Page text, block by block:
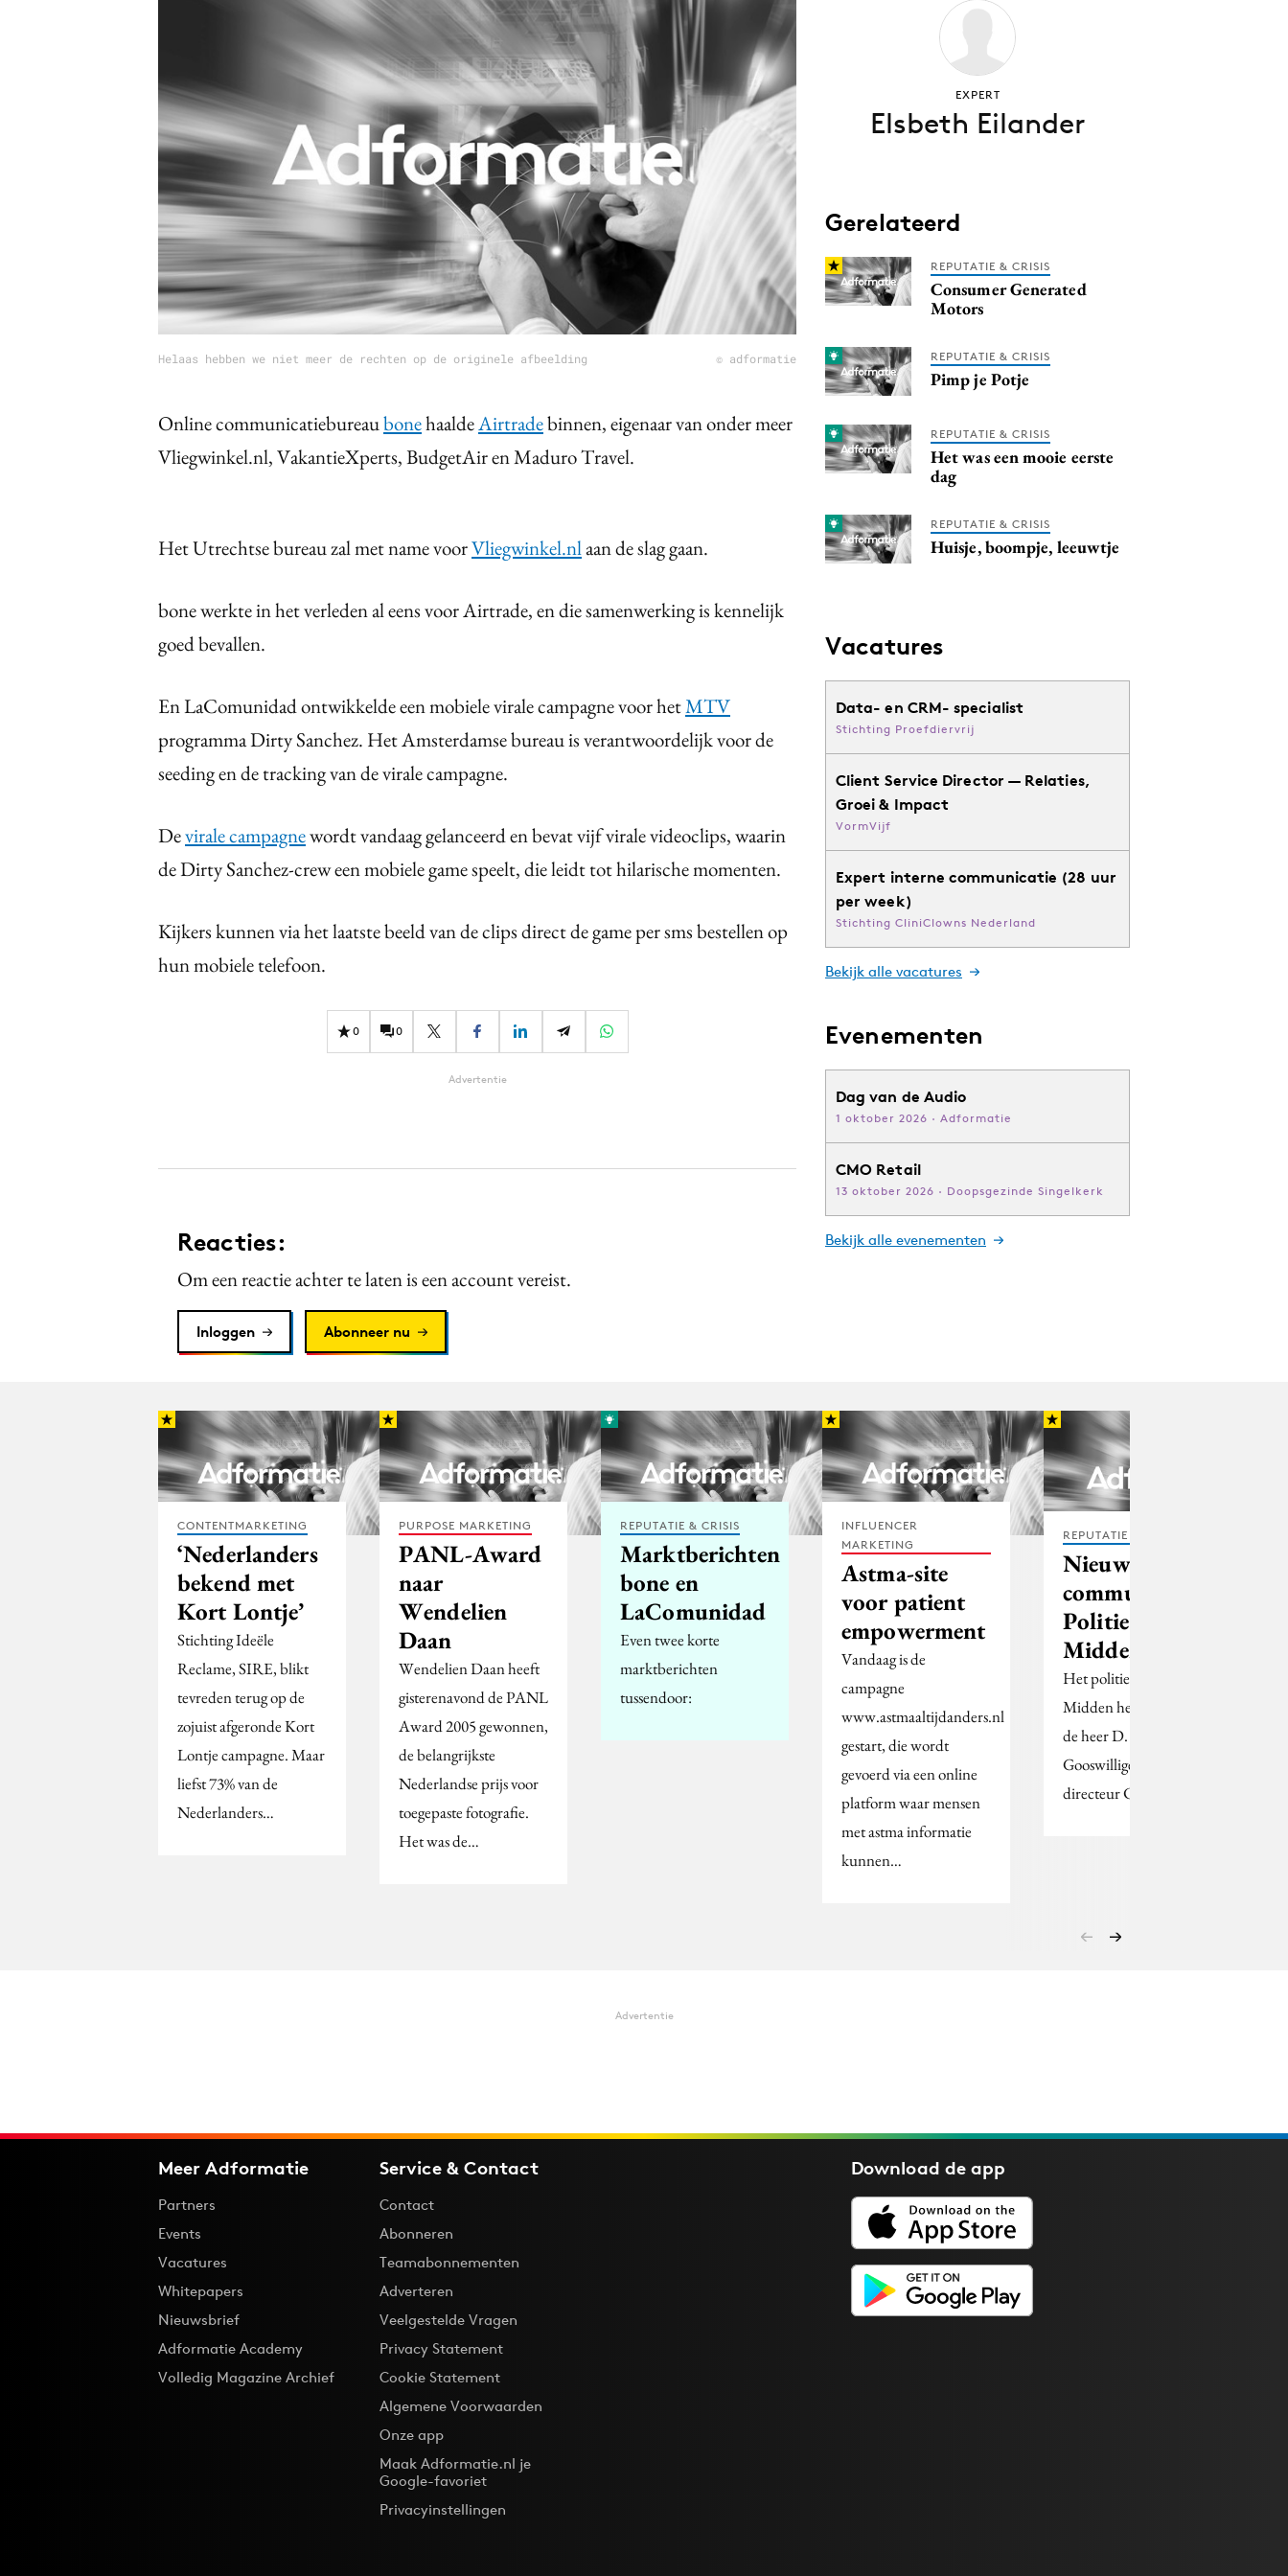
Gedragsverandering
Influencer marketing
Interne communicatie
Purpose Marketing
Reputatie & crisis
Helaas hebben we niet meer de rechten op de originele afbeelding © adformatie
Online communicatiebureaubonehaaldeAirtradebinnen, eigenaar van onder meer
Vliegwinkel.nl, VakantieXperts, BudgetAir en Maduro Travel.
Het Utrechtse bureau zal met name voorVliegwinkel.nlaan de slag gaan.
bone werkte in het verleden al eens voor Airtrade, en die samenwerking is kennelijk
goed bevallen.
En LaComunidad ontwikkelde een mobiele virale campagne voor hetMTV
programma Dirty Sanchez. Het Amsterdamse bureau is verantwoordelijk voor de
seeding en de tracking van de virale campagne.
Devirale campagnewordt vandaag gelanceerd en bevat vijf virale videoclips, waarin
de Dirty Sanchez-crew een mobiele game speelt, die leidt tot hilarische momenten.
Kijkers kunnen via het laatste beeld van de clips direct de game per sms bestellen op
hun mobiele telefoon.
0 0
Advertentie
Reacties:
Om een reactie achter te laten is een account vereist.
Inloggen Abonneer nu
EXPERT
Elsbeth Eilander
Gerelateerd
REPUTATIE & CRISIS
Consumer Generated
Motors
REPUTATIE & CRISIS
Pimp je Potje
REPUTATIE & CRISIS
Het was een mooie eerste
dag
REPUTATIE & CRISIS
Huisje, boompje, leeuwtje
Vacatures
Data- en CRM- specialist
Stichting Proefdiervrij
Client Service Director — Relaties,
Groei & Impact
VormVijf
Expert interne communicatie (28 uur
per week)
Stichting CliniClowns Nederland
Bekijk alle vacatures
Evenementen
Dag van de Audio
1 oktober 2026 · Adformatie
CMO Retail
13 oktober 2026 · Doopsgezinde Singelkerk
Bekijk alle evenementen
CONTENTMARKETING
‘Nederlanders
bekend met
Kort Lontje’
Stichting Ideële
Reclame, SIRE, blikt
tevreden terug op de
zojuist afgeronde Kort
Lontje campagne. Maar
liefst 73% van de
Nederlanders…
PURPOSE MARKETING
PANL-Award
naar
Wendelien
Daan
Wendelien Daan heeft
gisterenavond de PANL
Award 2005 gewonnen,
de belangrijkste
Nederlandse prijs voor
toegepaste fotografie.
Het was de…
REPUTATIE & CRISIS
Marktberichten
bone en
LaComunidad
Even twee korte
marktberichten
tussendoor:
INFLUENCER
MARKETING
Astma-site
voor patient
empowerment
Vandaag is de
campagne
www.astmaaltijdanders.nl
gestart, die wordt
gevoerd via een online
platform waar mensen
met astma informatie
kunnen…
REPUTATIE & CRISIS
Nieuw
communicatiehoofd
Politie Hollands
Midden
Het politiekorps Hollands
Midden heeft per 1 april
de heer D. (Dick) van
Gooswilligen benoemd tot
directeur Communicatie.
Advertentie
Meer Adformatie
Partners
Events
Vacatures
Whitepapers
Nieuwsbrief
Adformatie Academy
Volledig Magazine Archief
Service & Contact
Contact
Abonneren
Teamabonnementen
Adverteren
Veelgestelde Vragen
Privacy Statement
Cookie Statement
Algemene Voorwaarden
Onze app
Maak Adformatie.nl je
Google-favoriet
Privacyinstellingen
Download deapp